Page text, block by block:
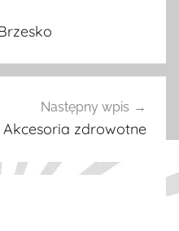
Następny wpis
Akcesoria zdrowotne